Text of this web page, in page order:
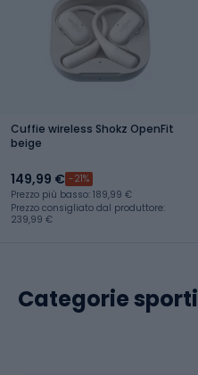
Cuffie wireless Shokz OpenFit
beige
149,99 € -21%
Prezzo più basso: 189,99 €
Prezzo consigliato dal produttore:
239,99 €
Categorie